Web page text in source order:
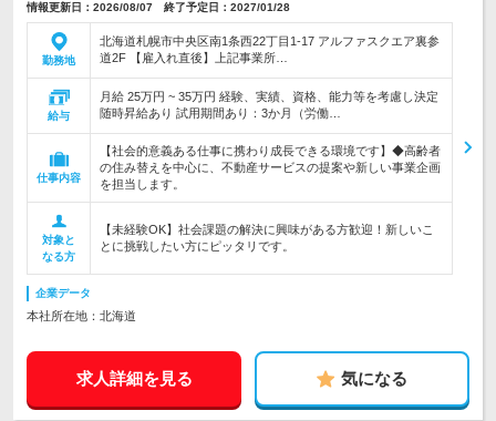
情報更新日：2026/08/07 終了予定日：2027/01/28
勤務地
北海道札幌市中央区南1条西22丁目1-17 アルファスクエア裏参
道2F 【雇入れ直後】上記事業所…
給与
月給 25万円 ~ 35万円 経験、実績、資格、能力等を考慮し決定
随時昇給あり 試用期間あり：3か月（労働…
仕事内容
【社会的意義ある仕事に携わり成長できる環境です】◆高齢者
の住み替えを中心に、不動産サービスの提案や新しい事業企画
を担当します。
対象と
なる方
【未経験OK】社会課題の解決に興味がある方歓迎！新しいこ
とに挑戦したい方にピッタリです。
企業データ
本社所在地：北海道
求人詳細を見る 気になる